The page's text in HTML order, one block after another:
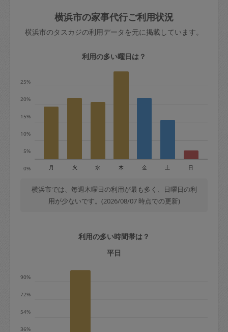
依頼者不在による当日キャンセル＝依頼
金額の100%＋交通費全額
※例：依頼日時／土曜日午前9時開始の場
50%
金曜日9時～土曜日8時まで＝依頼金額の
＋交通費全額
依頼者不在による当日キャンセル＝依頼
金額の100%＋交通費全額
定期契約をキャンセルする場合、毎週定
期は月2回まで隔週定期は月1回までキャ
きた場合は損害保険の対象外となるので
ご注意ください。
玉、など
あわせてこちらも参照ください：初めて
はありますか？
横浜市の家事代行ご利用状況
横浜市のタスカジの利用データを元に掲載しています。
利用の多い曜日は？
0%
5%
10%
15%
20%
25%
月 火 水 木 金 土 日
横浜市では、毎週木曜日の利用が最も多く、日曜日の利
用が少ないです。(2026/08/07 時点での更新)
利用の多い時間帯は？
平日
36%
54%
72%
90%